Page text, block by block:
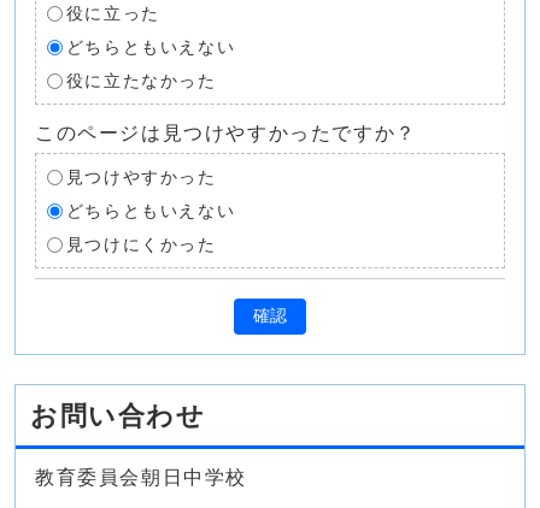
役に立った
どちらともいえない
役に立たなかった
このページは見つけやすかったですか？
見つけやすかった
どちらともいえない
見つけにくかった
確認
お問い合わせ
教育委員会朝日中学校